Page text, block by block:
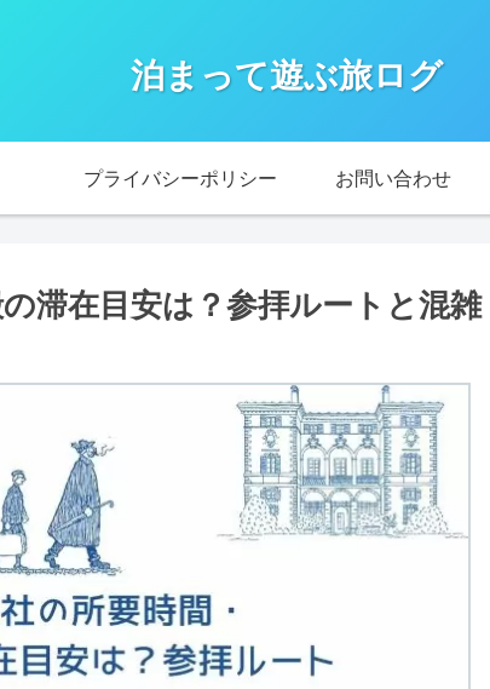
泊まって遊ぶ旅ログ
プライバシーポリシー お問い合わせ
滞在目安は？参拝ルートと混雑